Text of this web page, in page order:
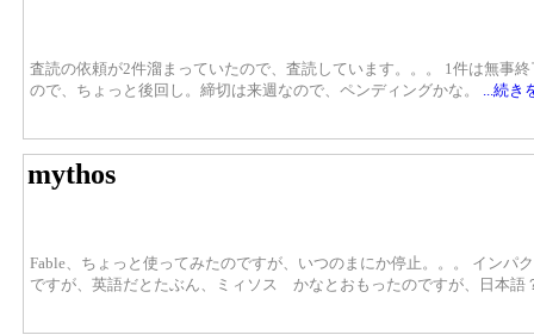
査読の依頼が2件溜まっていたので、査読しています。。。 1件は無事
ので、ちょっと後回し。締切は来週なので、ペンディングかな。
...続き
mythos
Fable、ちょっと使ってみたのですが、いつのまにか停止。。。 インパ
ですが、英語だとたぶん、ミィソス かなとおもったのですが、日本